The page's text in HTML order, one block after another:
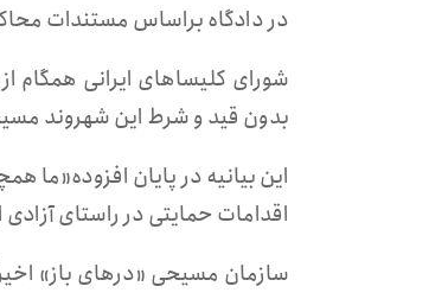
در دادگاه براساس مستندات
شورای کلیساهای ایرانی همگام
بدون قید و شرط این شهروند
این بیانیه در پایان
اقدامات حمایتی در راستای
سازمان مسیحی «درهای باز» اخیراً